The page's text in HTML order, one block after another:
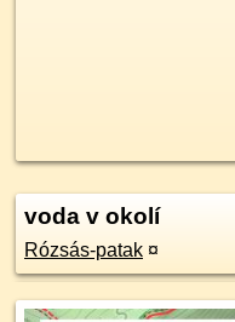
voda v okolí
Rózsás-patak ¤